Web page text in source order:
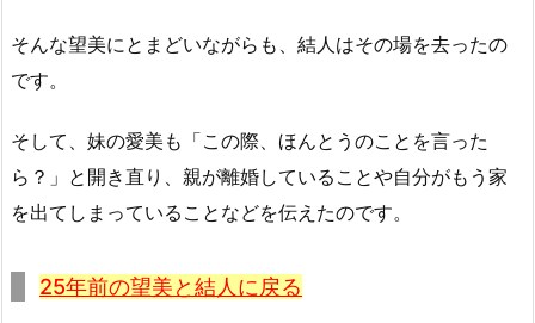
そんな望美にとまどいながらも、結人はその場を去ったの
です。
そして、妹の愛美も「この際、ほんとうのことを言った
ら？」と開き直り、親が離婚していることや自分がもう家
を出てしまっていることなどを伝えたのです。
25年前の望美と結人に戻る